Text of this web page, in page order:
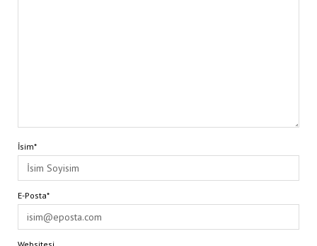
İsim*
E-Posta*